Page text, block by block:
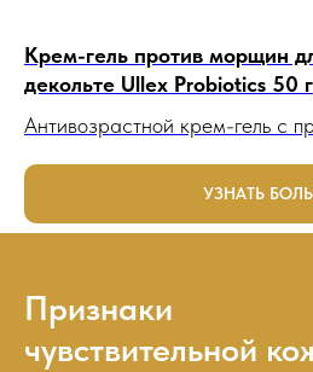
Крем-гель против морщин
декольте Ullex Probiotics 50 г
Антивозрастной крем-гель с
УЗНАТЬ
Признаки
чувствительной